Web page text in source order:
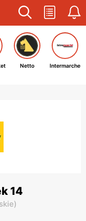
Netto Intermarche
14
)